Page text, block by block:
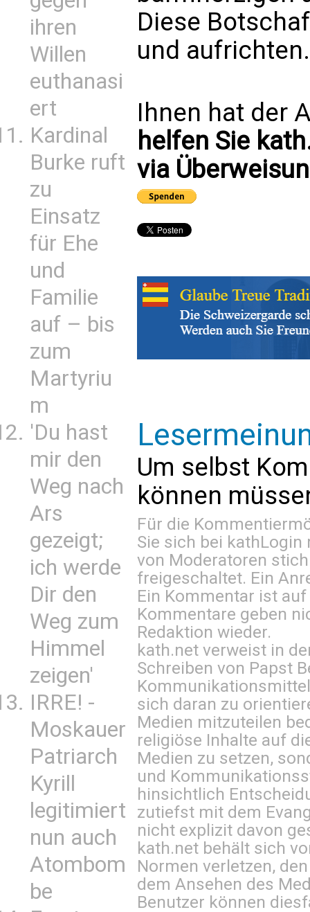
ihren
Willen
euthanasi
ert
Kardinal
Burke ruft
zu
Einsatz
für Ehe
und
Familie
auf – bis
zum
Martyriu
m
'Du hast
mir den
Weg nach
Ars
gezeigt;
ich werde
Dir den
Weg zum
Himmel
zeigen'
IRRE! -
Moskauer
Patriarch
Kyrill
legitimiert
nun auch
Atombom
be
Diese
und aufrichten.
Ihnen hat der
helfen Sie
via
Um selbst
können
Für die
Sie sich bei kathLogin
von Moderatoren
freigeschaltet. Ein
Ein Kommentar ist
Kommentare geben
Redaktion wieder.
kath.net verweist in
Schreiben von Papst
sich daran zu
Medien mitzuteilen
religiöse Inhalte auf
Medien zu setzen,
und
hinsichtlich
zutiefst mit dem
nicht explizit davon
kath.net behält sich
Normen verletzen,
dem Ansehen des
Benutzer können